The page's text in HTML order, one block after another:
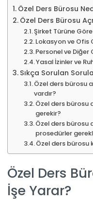
Özel Ders Bürosu
Özel Ders Bürosu
Şirket Türüne
Lokasyon ve Ofis
Personel ve Diğer
Yasal İzinler ve
Sıkça Sorulan
Özel ders bürosu
vardır?
Özel ders bürosu
gerekir?
Özel ders bürosu
prosedürler
Özel ders bürosu
Özel Ders
İşe Yarar?